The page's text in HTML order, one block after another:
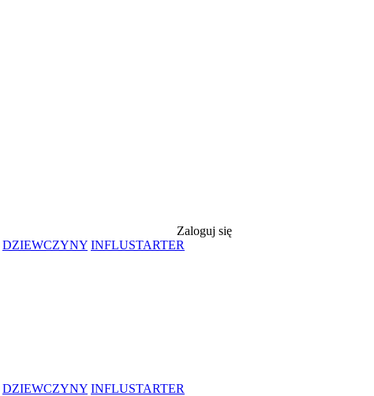
Zaloguj się
DZIEWCZYNY INFLUSTARTER
DZIEWCZYNY INFLUSTARTER